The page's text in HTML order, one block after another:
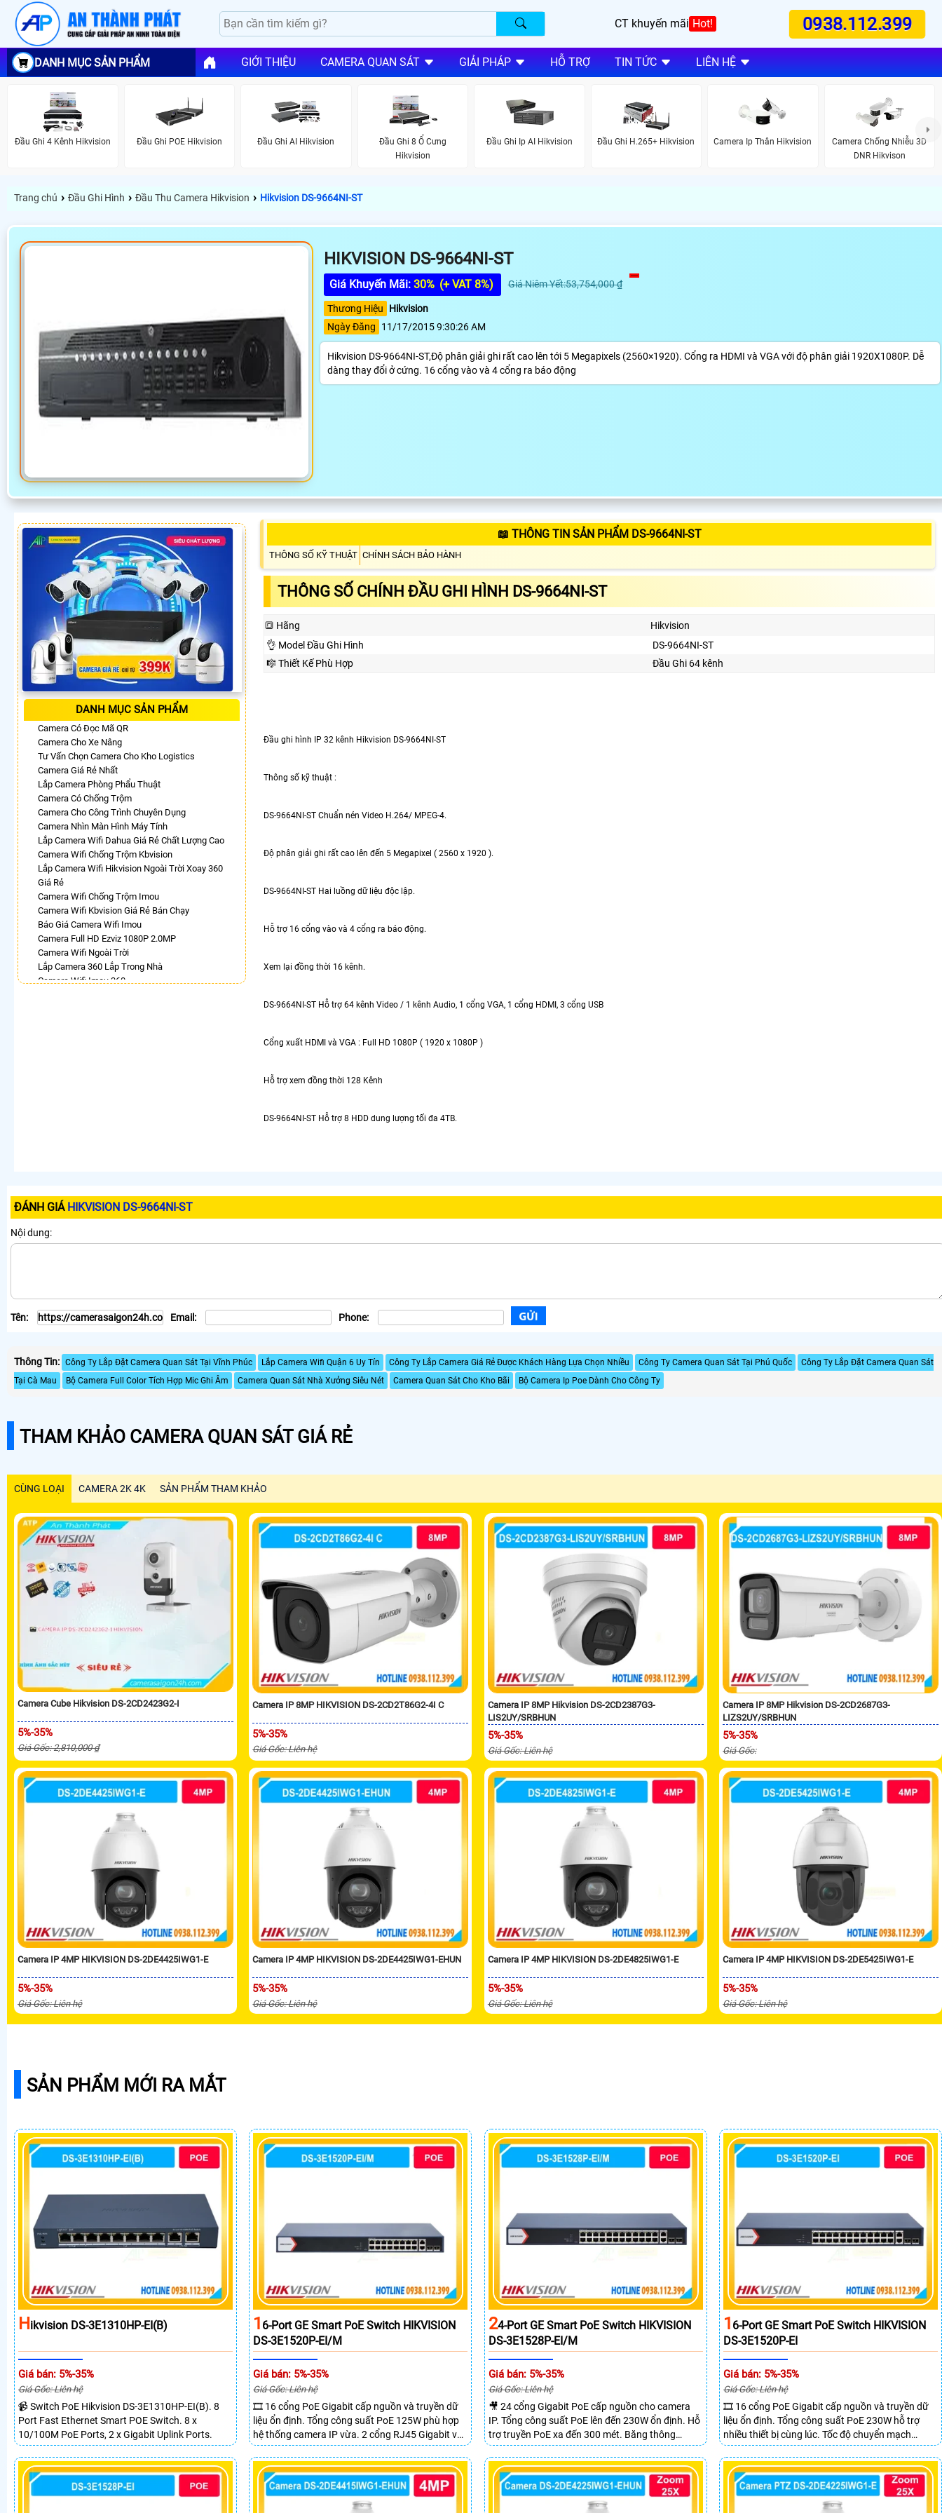
CT khuyến mãi Hot! 0938.112.399
DANH MỤC SẢN PHẨM GIỚI THIỆU CAMERA QUAN SÁT GIẢI PHÁP HỖ TRỢ TIN TỨC LIÊN HỆ
Đầu Ghi 4 Kênh Hikvision Đầu Ghi POE Hikvision Đầu Ghi AI Hikvision
Đầu Ghi 8 Ổ Cưng
Hikvision
Đầu Ghi Ip AI Hikvision Đầu Ghi H.265+ Hikvision Camera Ip Thân Hikvision
Camera Chống Nhiễu 3D
DNR Hikvison
Trang chủ › Đầu Ghi Hình › Đầu Thu Camera Hikvision › Hikvision DS-9664NI-ST
HIKVISION DS-9664NI-ST
Giá Khuyến Mãi: 30% (+ VAT 8%) Giá Niêm Yết:53,754,000 ₫
Thương Hiệu
Hikvision
Ngày Đăng
11/17/2015 9:30:26 AM
Hikvision DS-9664NI-ST,Độ phân giải ghi rất cao lên tới 5 Megapixels (2560×1920). Cổng ra HDMI và VGA với độ phân giải 1920X1080P. Dễ
dàng thay đổi ở cứng. 16 cổng vào và 4 cổng ra báo động
DANH MỤC SẢN PHẨM
Camera Có Đọc Mã QR
Camera Cho Xe Nâng
Tư Vấn Chọn Camera Cho Kho Logistics
Camera Giá Rẻ Nhất
Lắp Camera Phòng Phẩu Thuật
Camera Có Chống Trộm
Camera Cho Công Trình Chuyên Dụng
Camera Nhìn Màn Hình Máy Tính
Lắp Camera Wifi Dahua Giá Rẻ Chất Lượng Cao
Camera Wifi Chống Trộm Kbvision
Lắp Camera Wifi Hikvision Ngoài Trời Xoay 360
Giá Rẻ
Camera Wifi Chống Trộm Imou
Camera Wifi Kbvision Giá Rẻ Bán Chạy
Báo Giá Camera Wifi Imou
Camera Full HD Ezviz 1080P 2.0MP
Camera Wifi Ngoài Trời
Lắp Camera 360 Lắp Trong Nhà
Camera Wifi Imou 360
Camera 360 Giá Rẻ
📖 THÔNG TIN SẢN PHẨM DS-9664NI-ST
THÔNG SỐ KỸ THUẬT CHÍNH SÁCH BẢO HÀNH
THÔNG SỐ CHÍNH ĐẦU GHI HÌNH DS-9664NI-ST
🔳 Hãng
Hikvision
👌 Model Đầu Ghi Hình
DS-9664NI-ST
🎼️ Thiết Kế Phù Hợp
Đầu Ghi 64 kênh
Đầu ghi hình IP 32 kênh Hikvision DS-9664NI-ST
Thông số kỹ thuật :
DS-9664NI-ST Chuẩn nén Video H.264/ MPEG-4.
Độ phân giải ghi rất cao lên đến 5 Megapixel ( 2560 x 1920 ).
DS-9664NI-ST Hai luồng dữ liệu độc lập.
Hỗ trợ 16 cổng vào và 4 cổng ra báo động.
Xem lại đồng thời 16 kênh.
DS-9664NI-ST Hỗ trợ 64 kênh Video / 1 kênh Audio, 1 cổng VGA, 1 cổng HDMI, 3 cổng USB
Cổng xuất HDMI và VGA : Full HD 1080P ( 1920 x 1080P )
Hỗ trợ xem đồng thời 128 Kênh
DS-9664NI-ST Hỗ trợ 8 HDD dung lượng tối đa 4TB.
ĐÁNH GIÁ HIKVISION DS-9664NI-ST
Nội dung:
Tên: Email: Phone:
Thông Tin: Công Ty Lắp Đặt Camera Quan Sát Tại Vĩnh Phúc Lắp Camera Wifi Quận 6 Uy Tín Công Ty Lắp Camera Giá Rẻ Được Khách Hàng Lựa Chọn Nhiều Công Ty Camera Quan Sát Tại Phú Quốc
Công Ty Lắp Đặt Camera Quan Sát
Tại Cà Mau
Bộ Camera Full Color Tích Hợp Mic Ghi Âm Camera Quan Sát Nhà Xưởng Siêu Nét Camera Quan Sát Cho Kho Bãi Bộ Camera Ip Poe Dành Cho Công Ty
THAM KHẢO CAMERA QUAN SÁT GIÁ RẺ
CÙNG LOẠI CAMERA 2K 4K SẢN PHẨM THAM KHẢO
Camera Cube Hikvision DS-2CD2423G2-I
5%-35%
Giá Gốc: 2,810,000 ₫
Camera IP 8MP HIKVISION DS-2CD2T86G2-4I C
5%-35%
Giá Gốc: Liên hệ
Camera IP 8MP Hikvision DS-2CD2387G3-
LIS2UY/SRBHUN
5%-35%
Giá Gốc: Liên hệ
Camera IP 8MP Hikvision DS-2CD2687G3-
LIZS2UY/SRBHUN
5%-35%
Giá Gốc:
Camera IP 4MP HIKVISION DS-2DE4425IWG1-E
5%-35%
Giá Gốc: Liên hệ
Camera IP 4MP HIKVISION DS-2DE4425IWG1-EHUN
5%-35%
Giá Gốc: Liên hệ
Camera IP 4MP HIKVISION DS-2DE4825IWG1-E
5%-35%
Giá Gốc: Liên hệ
Camera IP 4MP HIKVISION DS-2DE5425IWG1-E
5%-35%
Giá Gốc: Liên hệ
SẢN PHẨM MỚI RA MẮT
H Ikvision DS-3E1310HP-EI(B)
Giá bán: 5%-35%
Giá Gốc: Liên hệ
📹 Switch PoE Hikvision DS-3E1310HP-EI(B). 8
Port Fast Ethernet Smart POE Switch. 8 x
10/100M PoE Ports, 2 x Gigabit Uplink Ports.
1 6-Port GE Smart PoE Switch HIKVISION
DS-3E1520P-EI/M
Giá bán: 5%-35%
Giá Gốc: Liên hệ
🎞 16 cổng PoE Gigabit cấp nguồn và truyền dữ
liệu ổn định. Tổng công suất PoE 125W phù hợp
hệ thống camera IP vừa. 2 cổng RJ45 Gigabit và
2 cổng quang SFP mở rộng linh hoạt. Hỗ trợ
truyền PoE xa tối đa lên đến 300 mét.
24-Port GE Smart PoE Switch HIKVISION
DS-3E1528P-EI/M
Giá bán: 5%-35%
Giá Gốc: Liên hệ
🎥 24 cổng Gigabit PoE cấp nguồn cho camera
IP. Tổng công suất PoE lên đến 230W ổn định. Hỗ
trợ truyền PoE xa đến 300 mét. Băng thông
chuyển mạch đạt 68 Gbps mạnh mẽ.
1 6-Port GE Smart PoE Switch HIKVISION
DS-3E1520P-EI
Giá bán: 5%-35%
Giá Gốc: Liên hệ
🎞 16 cổng PoE Gigabit cấp nguồn và truyền dữ
liệu ổn định. Tổng công suất PoE 230W hỗ trợ
nhiều thiết bị cùng lúc. Tốc độ chuyển mạch
68Gbps đảm bảo hiệu suất cao ổn định. Hỗ trợ
truyền PoE xa lên đến 300m cho hệ thống
camera.